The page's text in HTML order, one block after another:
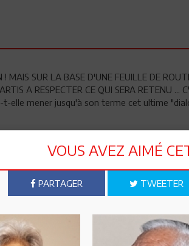
! MAIS SUR LA BASE D'UNE FEUILLE DE
A RESPECTER CE QUI SERA RETENU ...
t-elle mener jusqu'à son terme cet ultime
VOUS AVEZ AIMÉ
PARTAGER TWEETER